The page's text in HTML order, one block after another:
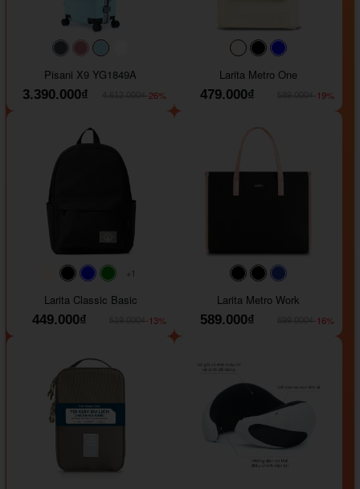
#40454a#b76e79
#9ad8e7
Pisani X9 YG1849A
3.390.000₫
-26%
#faf0e6#000000
Larita Metro One
479.000₫
-19%
#faf0e6
#000000#0000FF#008000
+1
Larita Classic Basic
449.000₫
-13%
#000000#000000
Larita Metro Work
589.000₫
-16%